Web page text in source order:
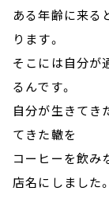
ある年齢に来る
ります。
そこには自分が
るんです。
自分が生きてき
てきた轍を
コーヒーを飲み
店名にしました。